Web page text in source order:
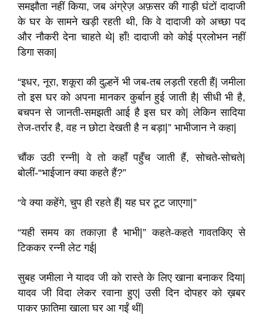
समझौता नहीं किया, जब अंग्रेज़ अफ़सर की गाड़ी घंटों दादाजी
के घर के सामने खड़ी रहती थी, कि वे दादाजी को अच्छा पद
और नौकरी देना चाहते थे| हाँ! दादाजी को कोई प्रलोभन नहीं
डिगा सका|
“इधर, नूरा, शकूरा की दुल्हनें भी जब-तब लड़ती रहती हैं| जमीला
तो इस घर को अपना मानकर कुर्बान हुई जाती है| सीधी भी है,
बचपन से जानती-समझती आई है इस घर को| लेकिन सादिया
तेज-तर्रार है, वह न छोटा देखती है न बड़ा|” भाभीजान ने कहा|
चौंक उठी रन्नी| वे तो कहाँ पहुँच जाती हैं, सोचते-सोचते|
बोलीं-“भाईजान क्या कहते हैं?”
“वे क्या कहेंगे, चुप ही रहते हैं| यह घर टूट जाएगा|”
“यही समय का तकाज़ा है भाभी|” कहते-कहते गावतकिए से
टिककर रन्नी लेट गई|
सुबह जमीला ने यादव जी को रास्ते के लिए खाना बनाकर दिया|
यादव जी विदा लेकर रवाना हुए| उसी दिन दोपहर को ख़बर
पाकर फ़ातिमा खाला घर आ गईं थीं|